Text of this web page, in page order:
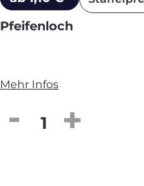
Pfeifenloch
Mehr Infos
Produkt Anzahl: